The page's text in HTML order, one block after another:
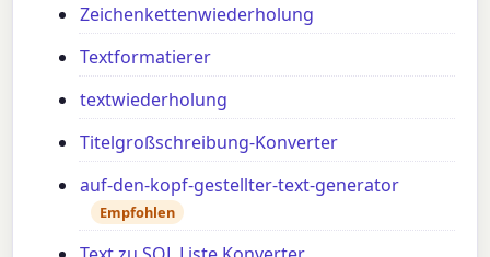
Zeichenkettenwiederholung
Textformatierer
textwiederholung
Titelgroßschreibung-Konverter
auf-den-kopf-gestellter-text-generator
Empfohlen